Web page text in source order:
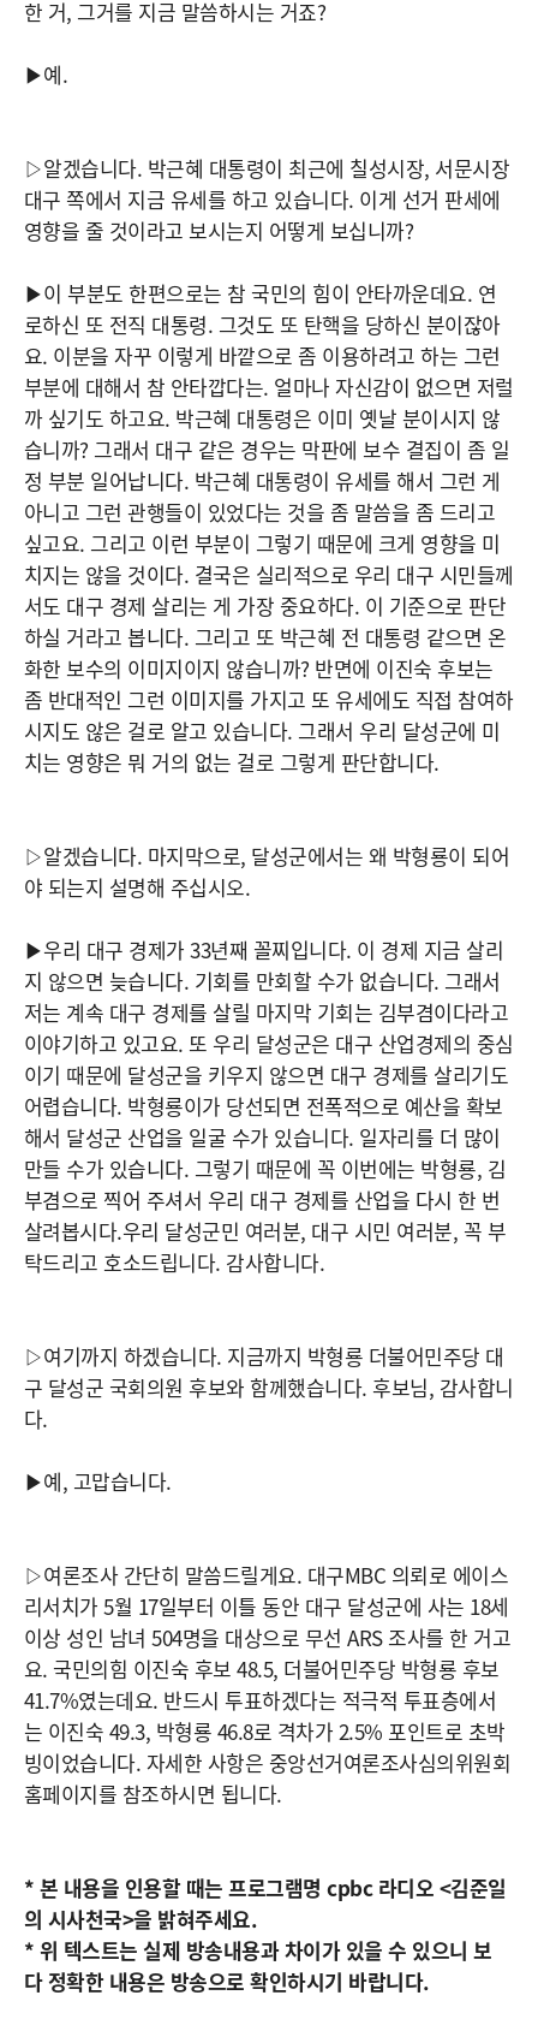
한 거, 그거를 지금 말씀하시는 거죠?
▶예.
▷알겠습니다. 박근혜 대통령이 최근에 칠성시장, 서문시장
대구 쪽에서 지금 유세를 하고 있습니다. 이게 선거 판세에
영향을 줄 것이라고 보시는지 어떻게 보십니까?
▶이 부분도 한편으로는 참 국민의 힘이 안타까운데요. 연
로하신 또 전직 대통령. 그것도 또 탄핵을 당하신 분이잖아
요. 이분을 자꾸 이렇게 바깥으로 좀 이용하려고 하는 그런
부분에 대해서 참 안타깝다는. 얼마나 자신감이 없으면 저럴
까 싶기도 하고요. 박근혜 대통령은 이미 옛날 분이시지 않
습니까? 그래서 대구 같은 경우는 막판에 보수 결집이 좀 일
정 부분 일어납니다. 박근혜 대통령이 유세를 해서 그런 게
아니고 그런 관행들이 있었다는 것을 좀 말씀을 좀 드리고
싶고요. 그리고 이런 부분이 그렇기 때문에 크게 영향을 미
치지는 않을 것이다. 결국은 실리적으로 우리 대구 시민들께
서도 대구 경제 살리는 게 가장 중요하다. 이 기준으로 판단
하실 거라고 봅니다. 그리고 또 박근혜 전 대통령 같으면 온
화한 보수의 이미지이지 않습니까? 반면에 이진숙 후보는
좀 반대적인 그런 이미지를 가지고 또 유세에도 직접 참여하
시지도 않은 걸로 알고 있습니다. 그래서 우리 달성군에 미
치는 영향은 뭐 거의 없는 걸로 그렇게 판단합니다.
▷알겠습니다. 마지막으로, 달성군에서는 왜 박형룡이 되어
야 되는지 설명해 주십시오.
▶우리 대구 경제가 33년째 꼴찌입니다. 이 경제 지금 살리
지 않으면 늦습니다. 기회를 만회할 수가 없습니다. 그래서
저는 계속 대구 경제를 살릴 마지막 기회는 김부겸이다라고
이야기하고 있고요. 또 우리 달성군은 대구 산업경제의 중심
이기 때문에 달성군을 키우지 않으면 대구 경제를 살리기도
어렵습니다. 박형룡이가 당선되면 전폭적으로 예산을 확보
해서 달성군 산업을 일굴 수가 있습니다. 일자리를 더 많이
만들 수가 있습니다. 그렇기 때문에 꼭 이번에는 박형룡, 김
부겸으로 찍어 주셔서 우리 대구 경제를 산업을 다시 한 번
살려봅시다.우리 달성군민 여러분, 대구 시민 여러분, 꼭 부
탁드리고 호소드립니다. 감사합니다.
▷여기까지 하겠습니다. 지금까지 박형룡 더불어민주당 대
구 달성군 국회의원 후보와 함께했습니다. 후보님, 감사합니
다.
▶예, 고맙습니다.
▷여론조사 간단히 말씀드릴게요. 대구MBC 의뢰로 에이스
리서치가 5월 17일부터 이틀 동안 대구 달성군에 사는 18세
이상 성인 남녀 504명을 대상으로 무선 ARS 조사를 한 거고
요. 국민의힘 이진숙 후보 48.5, 더불어민주당 박형룡 후보
41.7%였는데요. 반드시 투표하겠다는 적극적 투표층에서
는 이진숙 49.3, 박형룡 46.8로 격차가 2.5% 포인트로 초박
빙이었습니다. 자세한 사항은 중앙선거여론조사심의위원회
홈페이지를 참조하시면 됩니다.
* 본 내용을 인용할 때는 프로그램명 cpbc 라디오 <김준일
의 시사천국>을 밝혀주세요.
* 위 텍스트는 실제 방송내용과차이가 있을 수 있으니 보
다정확한 내용은 방송으로 확인하시기 바랍니다.